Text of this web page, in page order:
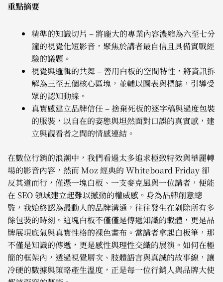
重點摘要
精準的知識切片 – 將龐大的專業內容濃縮為六至七分
鐘的視覺化短影音，聚焦於講者最自信且具備實戰經
驗的議題。
視覺與邏輯的共舞 – 善用白板的空間特性，將資訊拆
解為三至五個核心區塊，並輔以圖表與標誌，引導受
眾的認知動線。
真實感建立品牌信任 – 捨棄死板的逐字稿與過度包裝
的服裝，以自在的姿態與坦然面對口誤的真實感，建
立與觀看者之間的情感連結。
在數位行銷的浪潮中，我們看過太多追求極致特效與華麗轉
場的影音內容，然而 Moz 經典的 Whiteboard Friday 卻
反其道而行，僅憑一塊白板、一支麥克風與一位講者，便能
在 SEO 領域建立起難以撼動的權威感。身為品牌創意總
監，我始終認為最動人的品牌溝通，往往發生在剝除所有多
餘包裝的時刻。這塊白板不僅僅是傳遞知識的載體，更是品
牌展現底氣與真實性格的裸色畫布。當講者拿起白板筆，那
不僅是知識的傳遞，更是感性與理性交織的展演。如何在極
簡的框架內，透過視覺層次、肢體語言與真誠的故事線，讓
冷硬的數據與策略產生溫度，正是每一位行銷人與品牌大使